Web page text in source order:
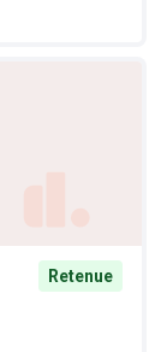
Retenue